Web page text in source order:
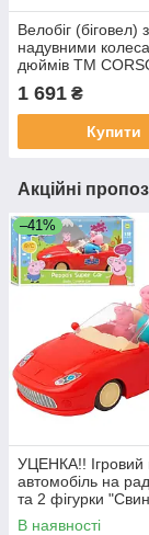
Велобіг (біговел) з
надувними
дюймів TM
1 691 ₴
Купити
Акційні
–41%
УЦЕНКА!! Ігровий
автомобіль на
та 2 фігурки
(Peppa Pig) арт.
В наявності